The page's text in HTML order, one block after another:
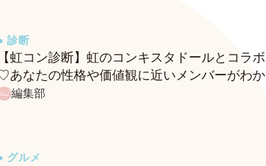
診断
【虹コン診断】虹のコンキスタドールとコラボ
あなたの性格や価値観に近いメンバーがわか
、fasmeの新診断がスタート！
編集部
グルメ